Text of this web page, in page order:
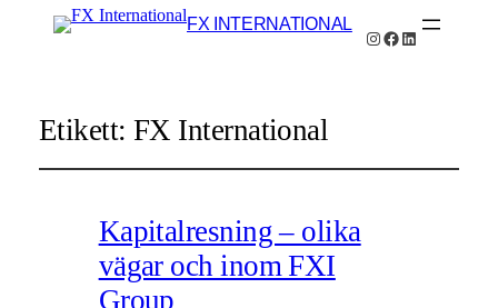
FX INTERNATIONAL
Instagram
Facebook
LinkedIn
Etikett: FX International
Kapitalresning – olika
vägar och inom FXI
Group